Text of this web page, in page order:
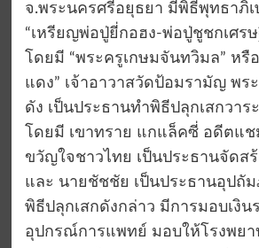
จ.พระนครศรีอยุธยา มีพิธีพุทธาภิ
“เหรียญพ่อปู่ยี่กอฮง-พ่อปู่ชูชกเศร
โดยมี “พระครูเกษมจันทวิมล” หรื
แดง” เจ้าอาวาสวัดป้อมรามัญ พร
ดัง เป็นประธานทำพิธีปลุกเสกวาร
โดยมี เขาทราย แกแล็คซี่ อดีตแช
ขวัญใจชาวไทย เป็นประธานจัดส
และ นายชัชชัย เป็นประธานอุปถัม
พิธีปลุกเสกดังกล่าว มีการมอบเงิน
อุปกรณ์การแพทย์ มอบให้โรงพยา